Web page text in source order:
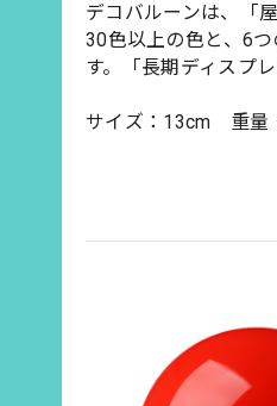
デコバルーンは、「
30色以上の色と、6
す。「長期ディスプ
サイズ：13cm 重量